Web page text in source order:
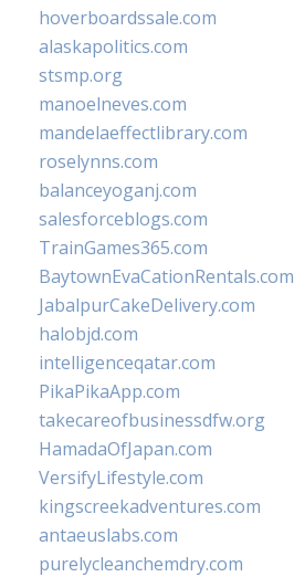
hoverboardssale.com
alaskapolitics.com
stsmp.org
manoelneves.com
mandelaeffectlibrary.com
roselynns.com
balanceyoganj.com
salesforceblogs.com
TrainGames365.com
BaytownEvaCationRentals.com
JabalpurCakeDelivery.com
halobjd.com
intelligenceqatar.com
PikaPikaApp.com
takecareofbusinessdfw.org
HamadaOfJapan.com
VersifyLifestyle.com
kingscreekadventures.com
antaeuslabs.com
purelycleanchemdry.com